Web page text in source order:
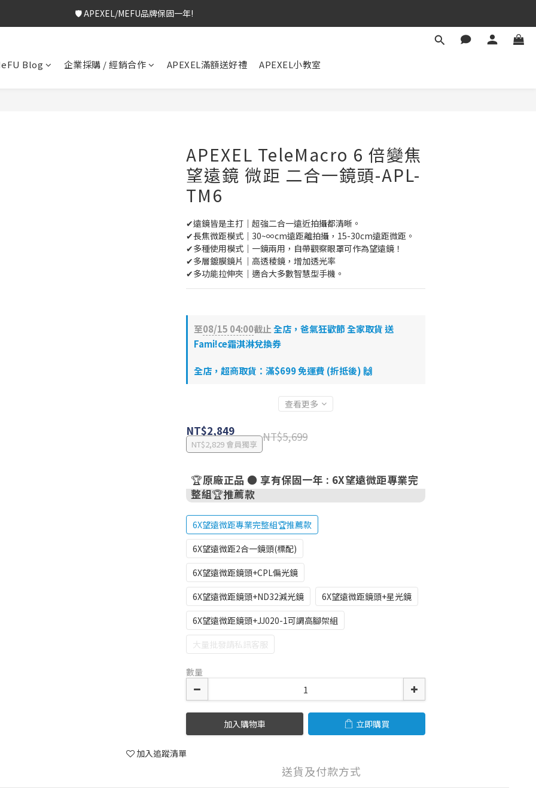
🎁 $699免運+3%回饋!
🛡️ APEXEL/MEFU品牌保固一年!
Blog 企業採購 / 經銷合作 APEXEL滿額送好禮 APEXEL小教室
APEXEL TeleMacro 6 倍變焦
望遠鏡 微距 二合一鏡頭-APL-
TM6
✔遠鏡皆是主打｜超強二合一遠近拍攝都清晰。
✔長焦微距模式｜30~∞cm遠距離拍攝，15-30cm遠距微距。
✔多種使用模式｜一鏡兩用，自帶觀察眼罩可作為望遠鏡！
✔多層鍍膜鏡片｜高透稜鏡，增加透光率
✔多功能拉伸夾｜適合大多數智慧型手機。
至08/15 04:00截止全店，爸氣狂歡節 全家取貨 送
Fami!ce霜淇淋兌換券
全店，超商取貨：滿$699 免運費 (折抵後) 🙌
查看更多
NT$5,699
NT$2,849
NT$2,829 會員獨享
🏆原廠正品 ● 享有保固一年 : 6X望遠微距專業完
整組🏆推薦款
6X望遠微距專業完整組🏆推薦款
6X望遠微距2合一鏡頭(標配)
6X望遠微距鏡頭+CPL偏光鏡
6X望遠微距鏡頭+ND32減光鏡
6X望遠微距鏡頭+星光鏡
6X望遠微距鏡頭+JJ020-1可調高腳架組
大量批發請私訊客服
數量
加入購物車 立即購買
加入追蹤清單
送貨及付款方式
💬 加Line 享$30折扣!
立即加好友
✅ APEXEL商品享15天鑑賞期!
立即逛逛